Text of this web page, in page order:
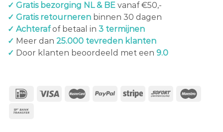
✓ Gratis bezorging NL & BE vanaf €50,-
✓ Gratis retourneren binnen 30 dagen
✓ Achterafof betaal in 3 termijnen
✓ Meer dan 25.000 tevreden klanten
✓ Door klanten beoordeeld met een 9.0